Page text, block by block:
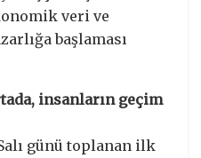
veri ve
başlaması
insanların geçim
günü toplanan ilk